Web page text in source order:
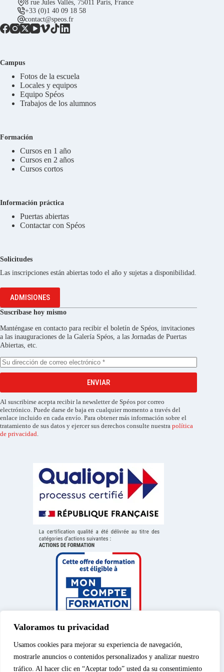
Valoramos tu privacidad
Usamos cookies para mejorar su experiencia de navegación,
mostrarle anuncios o contenidos personalizados y analizar nuestro
tráfico. Al hacer clic en “Aceptar todo” usted da su consentimiento
8 rue Jules Vallès, 75011 Paris, France
+33 (0)1 40 09 18 58
contact@speos.fr
Campus
Fotos de la escuela
Locales y equipos
Equipo Spéos
Trabajos de los alumnos
Formación
Cursos en 1 año
Cursos en 2 años
Cursos cortos
Información práctica
Puertas abiertas
Contactar con Spéos
Solicitudes
Las inscripciones están abiertas todo el año y sujetas a disponibilidad.
ADMISIONES
Suscríbase hoy mismo
Manténgase en contacto para recibir el boletín de Spéos, invitaciones
a las inauguraciones de la Galería Spéos, a las Jornadas de Puertas
Abiertas, etc.
ENVIAR
Al suscribirse acepta recibir la newsletter de Spéos por correo
electrónico. Puede darse de baja en cualquier momento a través del
enlace incluido en cada envío. Para obtener más información sobre el
tratamiento de sus datos y ejercer sus derechos consulte nuestra política
de privacidad.